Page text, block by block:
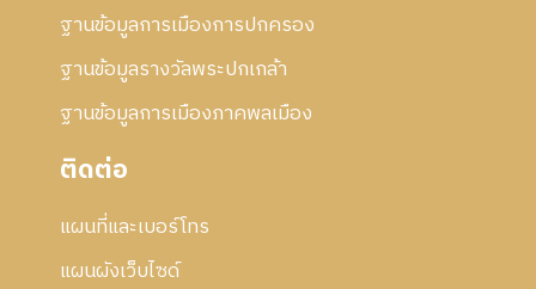
ฐานข้อมูลการเมืองการปกครอง
ฐานข้อมูลรางวัลพระปกเกล้า
ฐานข้อมูลการเมืองภาคพลเมือง
ติดต่อ
แผนที่และเบอร์โทร
แผนผังเว็บไซด์